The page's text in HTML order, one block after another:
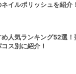
イルポリッシュを紹介！
め人気ランキング52選
ス別に紹介！